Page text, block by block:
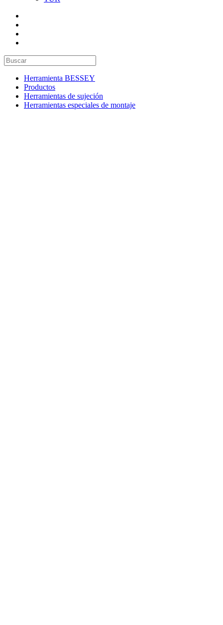
Herramienta BESSEY
Productos
Herramientas de sujeción
Herramientas especiales de montaje